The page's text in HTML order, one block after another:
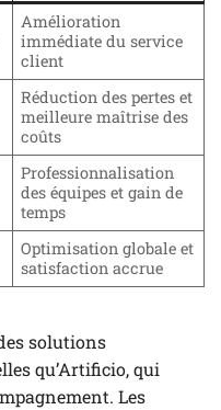
Amélioration
immédiate du service
client
Réduction des pertes et
meilleure maîtrise des
coûts
Professionnalisation
des équipes et gain de
temps
Optimisation globale et
satisfaction accrue
solutions
qu’Artificio, qui
Les